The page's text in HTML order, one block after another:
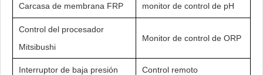
Carcasa de membrana FRP monitor de control de pH
Control del procesador
Mitsibushi
Monitor de control de ORP
Interruptor de baja presión Control remoto